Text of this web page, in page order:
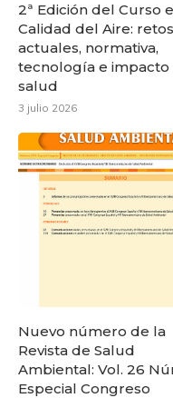
2ª Edición del Curso
Calidad del Aire: retos
actuales, normativa,
tecnología e impacto
salud
3 julio 2026
Nuevo número de la
Revista de Salud
Ambiental: Vol. 26
Especial Congreso